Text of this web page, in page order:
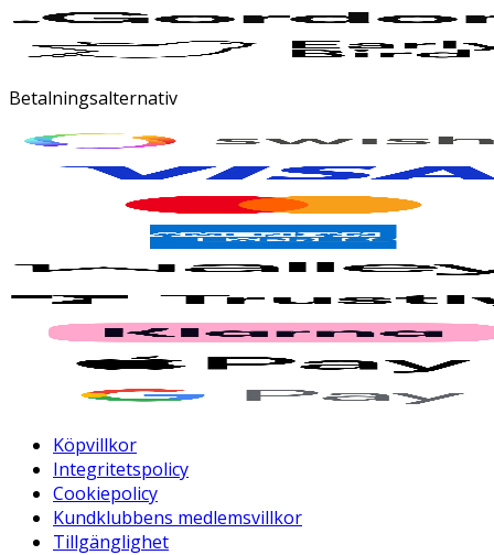
Betalningsalternativ
Köpvillkor
Integritetspolicy
Cookiepolicy
Kundklubbens medlemsvillkor
Tillgänglighet